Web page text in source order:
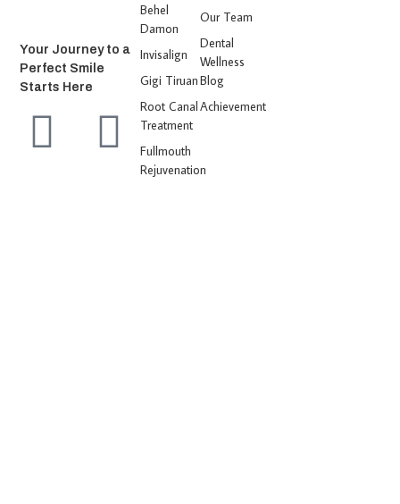
Your Journey to a
Perfect Smile
Starts Here
Our Team
Dental
Wellness
Blog
Achievement
Behel
Damon
Invisalign
Gigi Tiruan
Root Canal
Treatment
Fullmouth
Rejuvenation